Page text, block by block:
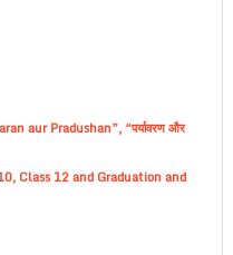
aur Pradushan”, “पर्यावरण और
Class 12 and Graduation and